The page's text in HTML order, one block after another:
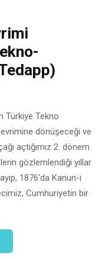
Türkiye Tekno
dönüşeceği ve
açtığımız 2. dönem
gözlemlendiği yıllar
1876’da Kanun-i
Cumhuriyetin bir